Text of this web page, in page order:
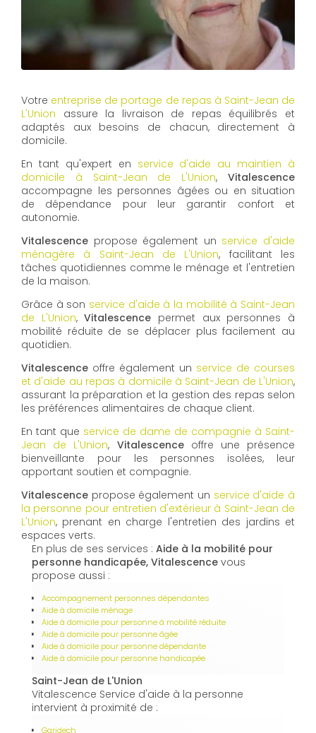
Votre entreprise de portage de repas à Saint-Jean de
L'Union assure la livraison de repas équilibrés et
adaptés aux besoins de chacun, directement à
domicile.
En tant qu'expert en service d'aide au maintien à
domicile à Saint-Jean de L'Union,Vitalescence
accompagne les personnes âgées ou en situation
de dépendance pour leur garantir confort et
autonomie.
Vitalescence propose également un service d'aide
ménagère à Saint-Jean de L'Union, facilitant les
tâches quotidiennes comme le ménage et l'entretien
de la maison.
Grâce à son service d'aide à la mobilité à Saint-Jean
de L'Union,Vitalescence permet aux personnes à
mobilité réduite de se déplacer plus facilement au
quotidien.
Vitalescence offre également un service de courses
et d'aide au repas à domicile à Saint-Jean de L'Union,
assurant la préparation et la gestion des repas selon
les préférences alimentaires de chaque client.
En tant que service de dame de compagnie à Saint-
Jean de L'Union, Vitalescenceoffre une présence
bienveillante pour les personnes isolées, leur
apportant soutien et compagnie.
Vitalescence propose également un service d'aide à
la personne pour entretien d'extérieur à Saint-Jean de
L'Union, prenant en charge l'entretien des jardins et
espaces verts.
En plus de ses services : Aide à la mobilité pour
personne handicapée, Vitalescence vous
propose aussi :
Accompagnement personnes dépendantes
Aide à domicile ménage
Aide à domicile pour personne à mobilité réduite
Aide à domicile pour personne âgée
Aide à domicile pour personne dépendante
Aide à domicile pour personne handicapée
Saint-Jean de L'Union
Vitalescence Service d'aide à la personne
intervient à proximité de :
Garidech